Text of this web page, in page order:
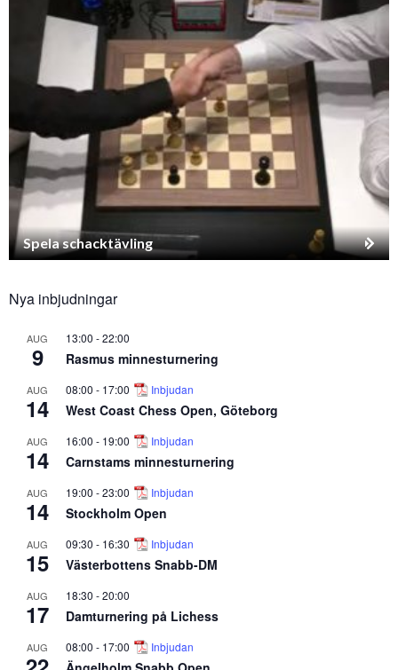
Spela schacktävling
Nya inbjudningar
AUG
9
13:00 -22:00
Rasmus minnesturnering
AUG
14
08:00 - 17:00 Inbjudan
West Coast Chess Open, Göteborg
AUG
14
16:00 - 19:00 Inbjudan
Carnstams minnesturnering
AUG
14
19:00 -23:00 Inbjudan
Stockholm Open
AUG
15
09:30 - 16:30 Inbjudan
Västerbottens Snabb-DM
AUG
17
18:30 -20:00
Damturnering på Lichess
AUG 08:00 - 17:00 Inbjudan